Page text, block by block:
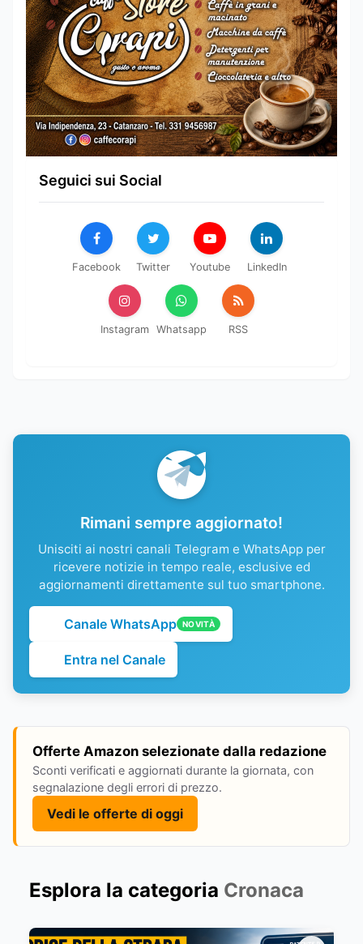
Seguici sui Social
Facebook Twitter Youtube LinkedIn
Instagram Whatsapp RSS
Rimani sempre aggiornato!
Unisciti ai nostri canali Telegram e WhatsApp per
ricevere notizie in tempo reale, esclusive ed
aggiornamenti direttamente sul tuo smartphone.
Canale WhatsApp NOVITÀ
Entra nel Canale
Offerte Amazon selezionate dalla redazione
Sconti verificati e aggiornati durante la giornata, con
segnalazione degli errori di prezzo.
Vedi le offerte di oggi
Esplora la categoria Cronaca